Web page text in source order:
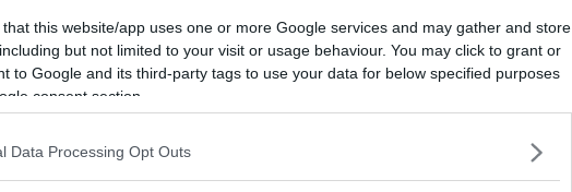
that this website/app uses one or more Google services and may gather and store
but not limited to your visit or usage behaviour. You may click to grant or
to Google and its third-party tags to use your data for below specified purposes
consent section.
Data Processing Opt Outs
2024-06-19 10:15
Vill du bli
medlem?